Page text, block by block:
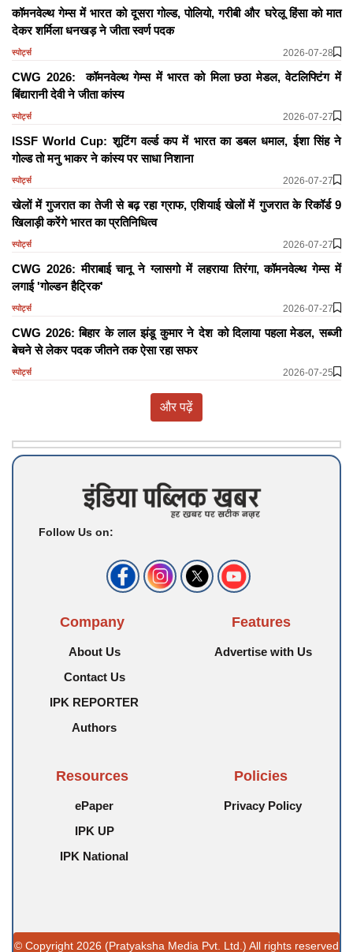
कॉमनवेल्थ गेम्स में भारत को दूसरा गोल्ड, पोलियो, गरीबी और घरेलू हिंसा को मात
देकर शर्मिला धनखड़ ने जीता स्वर्ण पदक
स्पोर्ट्स 2026-07-28
CWG 2026: कॉमनवेल्थ गेम्स में भारत को मिला छठा मेडल, वेटलिफ्टिंग में
बिंद्यारानी देवी ने जीता कांस्य
स्पोर्ट्स 2026-07-27
ISSF World Cup: शूटिंग वर्ल्ड कप में भारत का डबल धमाल, ईशा सिंह ने
गोल्ड तो मनु भाकर ने कांस्य पर साधा निशाना
स्पोर्ट्स 2026-07-27
खेलों में गुजरात का तेजी से बढ़ रहा ग्राफ, एशियाई खेलों में गुजरात के रिकॉर्ड 9
खिलाड़ी करेंगे भारत का प्रतिनिधित्व
स्पोर्ट्स 2026-07-27
CWG 2026: मीराबाई चानू ने ग्लासगो में लहराया तिरंगा, कॉमनवेल्थ गेम्स में
लगाई 'गोल्डन हैट्रिक'
स्पोर्ट्स 2026-07-27
CWG 2026: बिहार के लाल झंडू कुमार ने देश को दिलाया पहला मेडल, सब्जी
बेचने से लेकर पदक जीतने तक ऐसा रहा सफर
स्पोर्ट्स 2026-07-25
और पढ़ें
Follow Us on:
Company
About Us
Contact Us
IPK REPORTER
Authors
Features
Advertise with Us
Resources
ePaper
IPK UP
IPK National
Policies
Privacy Policy
© Copyright 2026 (Pratyaksha Media Pvt. Ltd.) All rights reserved